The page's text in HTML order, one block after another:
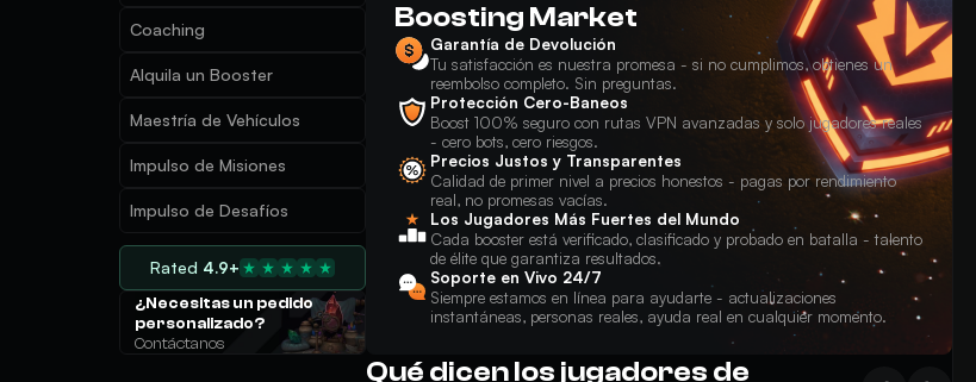
Coaching
Alquila un Booster
Maestría de Vehículos
Impulso de Misiones
Impulso de Desafíos
Rated 4.9+
¿Necesitas un pedido
personalizado?
Contáctanos
Boosting Market
Garantía de Devolución
Tu satisfacción es nuestra promesa - si no cumplimos, obtienes un
reembolso completo. Sin preguntas.
Protección Cero-Baneos
Boost 100% seguro con rutas VPN avanzadas y solo jugadores reales
- cero bots, cero riesgos.
Precios Justos y Transparentes
Calidad de primer nivel a precios honestos - pagas por rendimiento
real, no promesas vacías.
Los Jugadores Más Fuertes del Mundo
Cada booster está verificado, clasificado y probado en batalla - talento
de élite que garantiza resultados.
Soporte en Vivo 24/7
Siempre estamos en línea para ayudarte - actualizaciones
instantáneas, personas reales, ayuda real en cualquier momento.
Qué dicen los jugadores de